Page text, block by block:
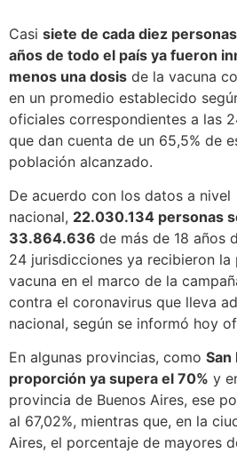
Casi siete de cada diez
años de todo el país ya fueron
menos una dosis de la vacuna
en un promedio establecido
oficiales correspondientes a las
que dan cuenta de un 65,5% de
población alcanzado.
De acuerdo con los datos a nivel
nacional, 22.030.134 personas
33.864.636 de más de 18 años
24 jurisdicciones ya recibieron la
vacuna en el marco de la
contra el coronavirus que lleva
nacional, según se informó hoy
En algunas provincias, como San
proporción ya supera el 70% y
provincia de Buenos Aires, ese
al 67,02%, mientras que, en la
Aires, el porcentaje de mayores